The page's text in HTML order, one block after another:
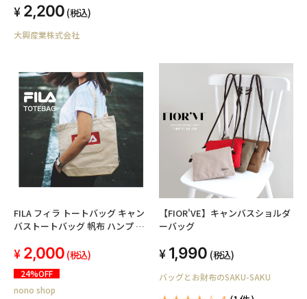
2,200 (税込)
大興産業株式会社
FILA フィラ トートバッグ キャン
バストートバッグ 帆布 ハンプ コ
アウトドア スクールバッグ サブ
バッグ マイバッグ おしゃれ エコ
バッグ 通学 通勤 部活 塾 習い事
小学生 中学生 高校生 大学生 大人
2,000 (税込)
24%OFF
nono shop
【FIOR'VE】キャンバスショルダ
ーバッグ
1,990 (税込)
バッグとお財布のSAKU-SAKU